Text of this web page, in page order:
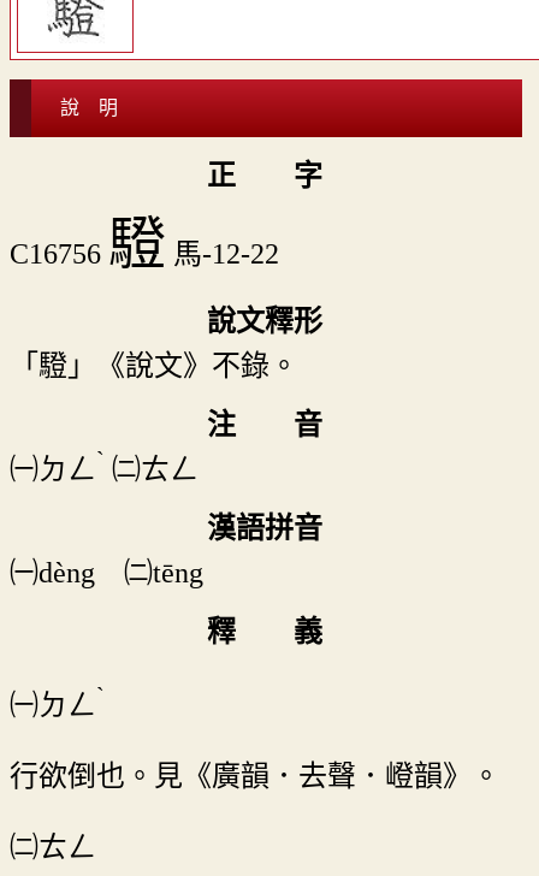
說 明
正 字
C16756 䮴 馬-12-22
說文釋形
「䮴」《說文》不錄。
注 音
㈠ㄉㄥˋ ㈡ㄊㄥ
漢語拼音
㈠dèng ㈡tēng
釋 義
㈠ㄉㄥˋ
行欲倒也。見《廣韻．去聲．嶝韻》。
㈡ㄊㄥ